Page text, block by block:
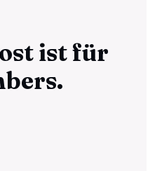
ist für